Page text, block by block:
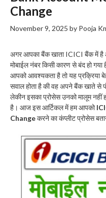
Change
November 9, 2025 by Pooja
अगर आपका बैंक खाता ICICI बैंक में
मोबाईल नंबर किसी कारण से बंद हो
आपको आवश्यकता है तो यह प्रक्रिया
सवाल होता है की वह अपने बैंक खाते से
लेकीन इसका प्रोसेस उनको मालूम नहीं
है। आज इस आर्टिकल में हम आपको
Changeकरने का कंप्लीट प्रोसेस